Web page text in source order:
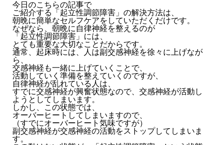
今日のこちらの記事で
ご紹介する「起立性調節障害」の解決方法は、
朝晩に簡単なセルフケアをしていただくだけです。
なぜなら、朝晩に自律神経を整えるのが
「起立性調節障害」には、
とても重要な大切なことだからです。
通常、起床時には、人は副交感神経を徐々に上げなが
ら、
交感神経も一緒に上げていくことで、
活動していく準備を整えていくのですが、
自律神経が乱れている人は、
すでに交感神経が興奮状態なので、交感神経が活動し
ようとしてしまいます。
しかし、この状態では、
オーバーヒートしてしまいますので、
（すでにオーバーヒート気味ですが）
副交感神経が交感神経の活動をストップしてしまいま
す。